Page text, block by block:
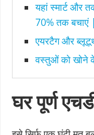
यहां स्मार्ट और
70% तक बचाएं
एयरटैग और
वस्तुओं को खोने के
घर पूर्ण